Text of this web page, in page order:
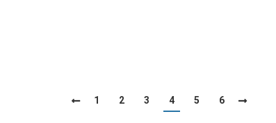
1 2 3 4 5 6